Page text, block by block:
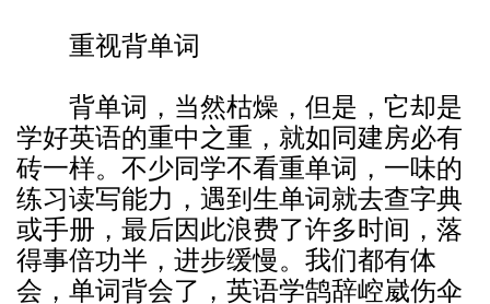
重视背单词
背单词，当然枯燥，但是，它却是
学好英语的重中之重，就如同建房必有
砖一样。不少同学不看重单词，一味的
练习读写能力，遇到生单词就去查字典
或手册，最后因此浪费了许多时间，落
得事倍功半，进步缓慢。我们都有体
会，单词背会了，英语学鹄辞崆崴伤伞